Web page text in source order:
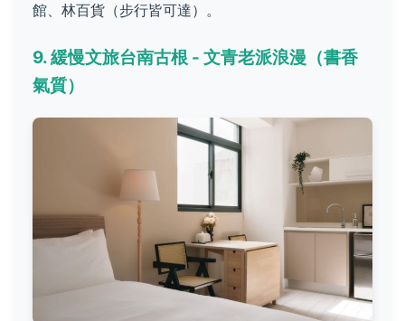
館、林百貨（步行皆可達）。
9. 緩慢文旅台南古根 - 文青老派浪漫（書香
氣質）